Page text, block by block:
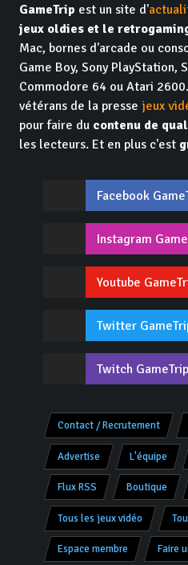
GameTrip est un site d'
jeux oldies et le
Mac, bornes d'arcade ou
Game Boy, Sony PlayStation,
Commodore 64 ou Atari
vétérans de la presse jeux
pour faire du contenu de
les lecteurs. Et en plus c'est
Facebook
Instagram
Youtube
Twitter
Twitch GameTrip
Contact / Recrutement
Advertise L'équipe
Flux RSS Boutique
Tous les jeux vidéo
Espace membre Faire